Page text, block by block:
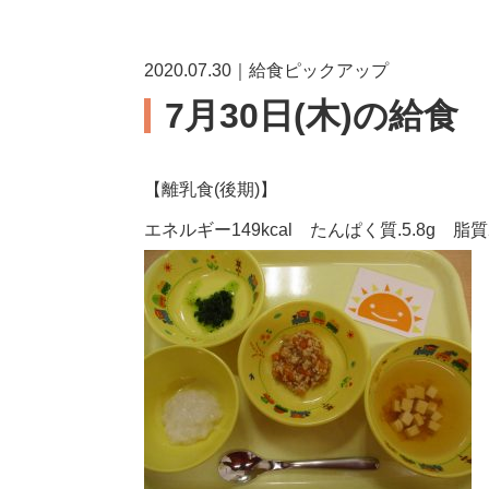
2020.07.30｜給食ピックアップ
7月30日(木)の給食
【離乳食(後期)】
エネルギー149kcal たんぱく質.5.8g 脂質